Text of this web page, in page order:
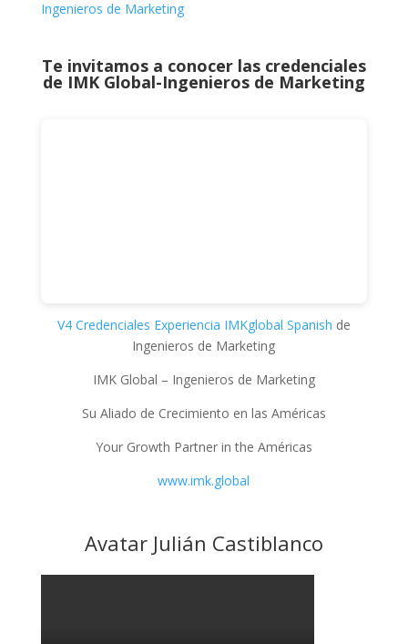
Ingenieros de Marketing
Te invitamos a conocer las credenciales
de IMK Global-Ingenieros de Marketing
V4 Credenciales Experiencia IMKglobal Spanish de
Ingenieros de Marketing
IMK Global – Ingenieros de Marketing
Su Aliado de Crecimiento en las Américas
Your Growth Partner in the Américas
www.imk.global
Avatar Julián Castiblanco